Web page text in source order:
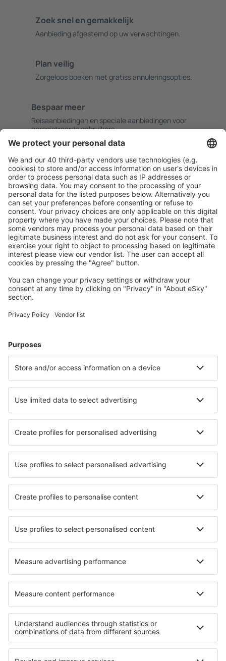
Zoek snel en gemakkelijk
Aanbieding afgestemd op uw verwachtingen.
Plan veilig
Zorgeloos boeken met gratiss annuleringsopties.
Bespaar meer
Reisaanbiedingen en speciale aanbiedingen voor
geregistreerde gebruikers.
Accommodaties die u bevallen
Kies uit meer dan 1,3 miljoen accommodaties: hotels,
jeugdherbergen, appartementen en meer.
Meest gezochte accommodatie door eSky-
gebruikers
Accommodatie in Hongarije - Populaire steden
Verblijf in Heviz Verblijf in Boedapest
Verblijf in Hajduszoboszlo Verblijf in Siofok
Verblijf in Ajka Verblijf in Gyomaendrod
Beste accommodatie - steden
Verblijf in Monchique Verblijf in Trodica
Verblijf Vallelunga Pratameno
Verblijf in Habichtswald Verblijf in Barry
Verblijf in Pedro Gonzalez Verblijf in Brezoi
Beste accommodatie - regio's
Verblijf in Lake Tisza Verblijf in Central Transdanubia
Verblijf in Northern Hungary Verblijf in Southern Transdanubia
Verblijf aan de Albanese Rivièra
Verblijf in het Sabi Sand wildreservaat